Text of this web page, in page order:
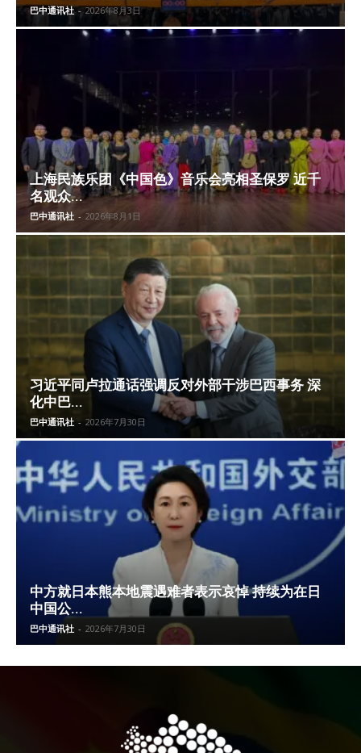
巴中通讯社 - 2026年8月3日
上海民族乐团《中国色》音乐会亮相圣保罗 近千
名观众...
巴中通讯社 - 2026年8月1日
习近平同卢拉通话强调反对外部干涉巴西事务 深
化中巴...
巴中通讯社 - 2026年7月30日
中方就日本熊本地震遇难者表示哀悼 持续为在日
中国公...
巴中通讯社 - 2026年7月30日